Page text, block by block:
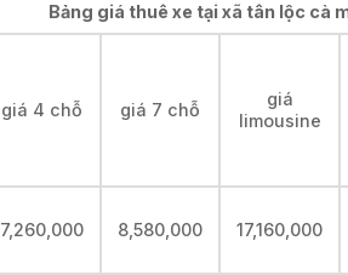
Bảng giá thuê xe tại xã tân lộc cà
giá 4 chỗ giá 7 chỗ
giá
limousine
7,260,000 8,580,000 17,160,000